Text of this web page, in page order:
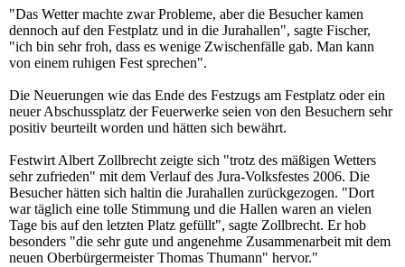
"Das Wetter machte zwar Probleme, aber die Besucher kamen
dennoch auf den Festplatz und in die Jurahallen", sagte Fischer,
"ich bin sehr froh, dass es wenige Zwischenfälle gab. Man kann
von einem ruhigen Fest sprechen".
Die Neuerungen wie das Ende des Festzugs am Festplatz oder ein
neuer Abschussplatz der Feuerwerke seien von den Besuchern sehr
positiv beurteilt worden und hätten sich bewährt.
Festwirt Albert Zollbrecht zeigte sich "trotz des mäßigen Wetters
sehr zufrieden" mit dem Verlauf des Jura-Volksfestes 2006. Die
Besucher hätten sich haltin die Jurahallen zurückgezogen. "Dort
war täglich eine tolle Stimmung und die Hallen waren an vielen
Tage bis auf den letzten Platz gefüllt", sagte Zollbrecht. Er hob
besonders "die sehr gute und angenehme Zusammenarbeit mit dem
neuen Oberbürgermeister Thomas Thumann" hervor."